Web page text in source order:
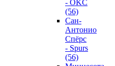
- OKC
(56)
Сан-
Антонио
Спёрс
- Spurs
(56)